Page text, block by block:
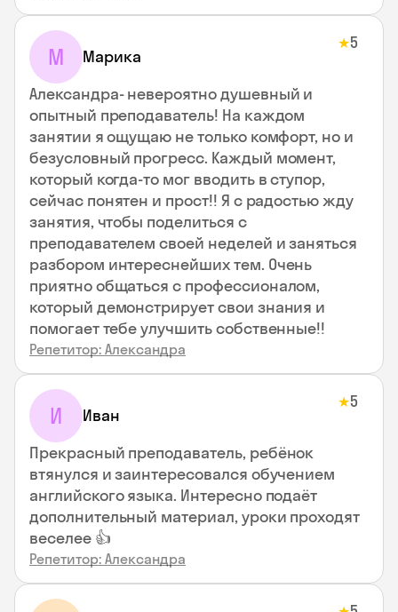
М Марика
★5
Александра- невероятно душевный и
опытный преподаватель! На каждом
занятии я ощущаю не только комфорт, но и
безусловный прогресс. Каждый момент,
который когда-то мог вводить в ступор,
сейчас понятен и прост!! Я с радостью жду
занятия, чтобы поделиться с
преподавателем своей неделей и заняться
разбором интереснейших тем. Очень
приятно общаться с профессионалом,
который демонстрирует свои знания и
помогает тебе улучшить собственные!!
Репетитор: Александра
И Иван
★5
Прекрасный преподаватель, ребёнок
втянулся и заинтересовался обучением
английского языка. Интересно подаёт
дополнительный материал, уроки проходят
веселее 👍
Репетитор: Александра